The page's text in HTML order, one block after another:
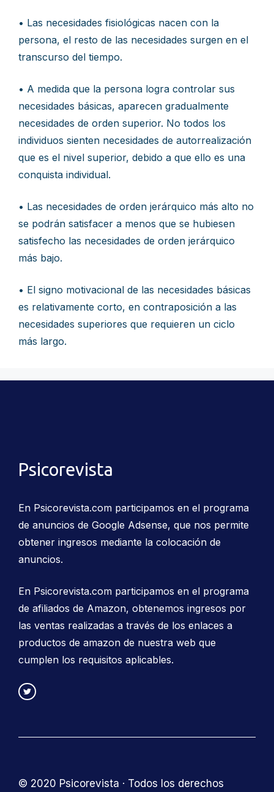
• Las necesidades fisiológicas nacen con la
persona, el resto de las necesidades surgen en el
transcurso del tiempo.
• A medida que la persona logra controlar sus
necesidades básicas, aparecen gradualmente
necesidades de orden superior. No todos los
individuos sienten necesidades de autorrealización
que es el nivel superior, debido a que ello es una
conquista individual.
• Las necesidades de orden jerárquico más alto no
se podrán satisfacer a menos que se hubiesen
satisfecho las necesidades de orden jerárquico
más bajo.
• El signo motivacional de las necesidades básicas
es relativamente corto, en contraposición a las
necesidades superiores que requieren un ciclo
más largo.
Psicorevista
En Psicorevista.com participamos en el programa
de anuncios de Google Adsense, que nos permite
obtener ingresos mediante la colocación de
anuncios.
En Psicorevista.com participamos en el programa
de afiliados de Amazon, obtenemos ingresos por
las ventas realizadas a través de los enlaces a
productos de amazon de nuestra web que
cumplen los requisitos aplicables.
© 2020 Psicorevista · Todos los derechos